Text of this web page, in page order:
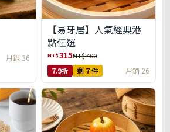
月銷 36
【易牙居】人氣經典港
點任選
NT$315NT$ 400
7.9折 剩 7 件 月銷 26